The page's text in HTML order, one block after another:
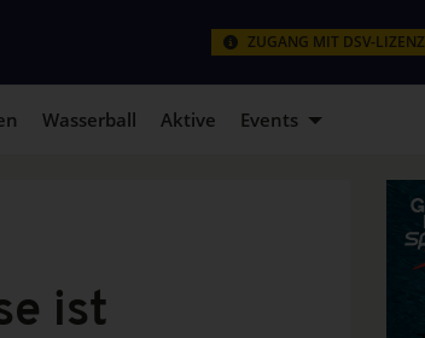
ZUGANG MIT DSV-LIZENZ
Wasserball Aktive Events
ist